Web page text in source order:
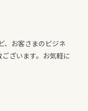
、お客さまのビジネ
ざいます。お気軽に